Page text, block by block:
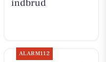
indbrud
ALARM112